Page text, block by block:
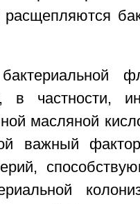
расщепляются
в частности,
масляной
важный